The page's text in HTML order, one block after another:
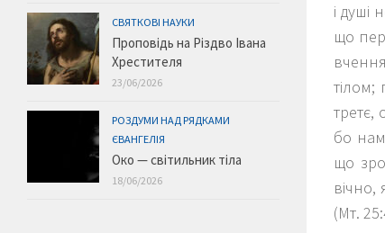
і душі
що
тілом;
третє,
бо
що
вічно,
(Мт.
СВЯТКОВІ НАУКИ
Проповідь на Різдво Івана
Хрестителя
23/06/2026
РОЗДУМИ НАД РЯДКАМИ
ЄВАНГЕЛІЯ
Око — світильник тіла
18/06/2026